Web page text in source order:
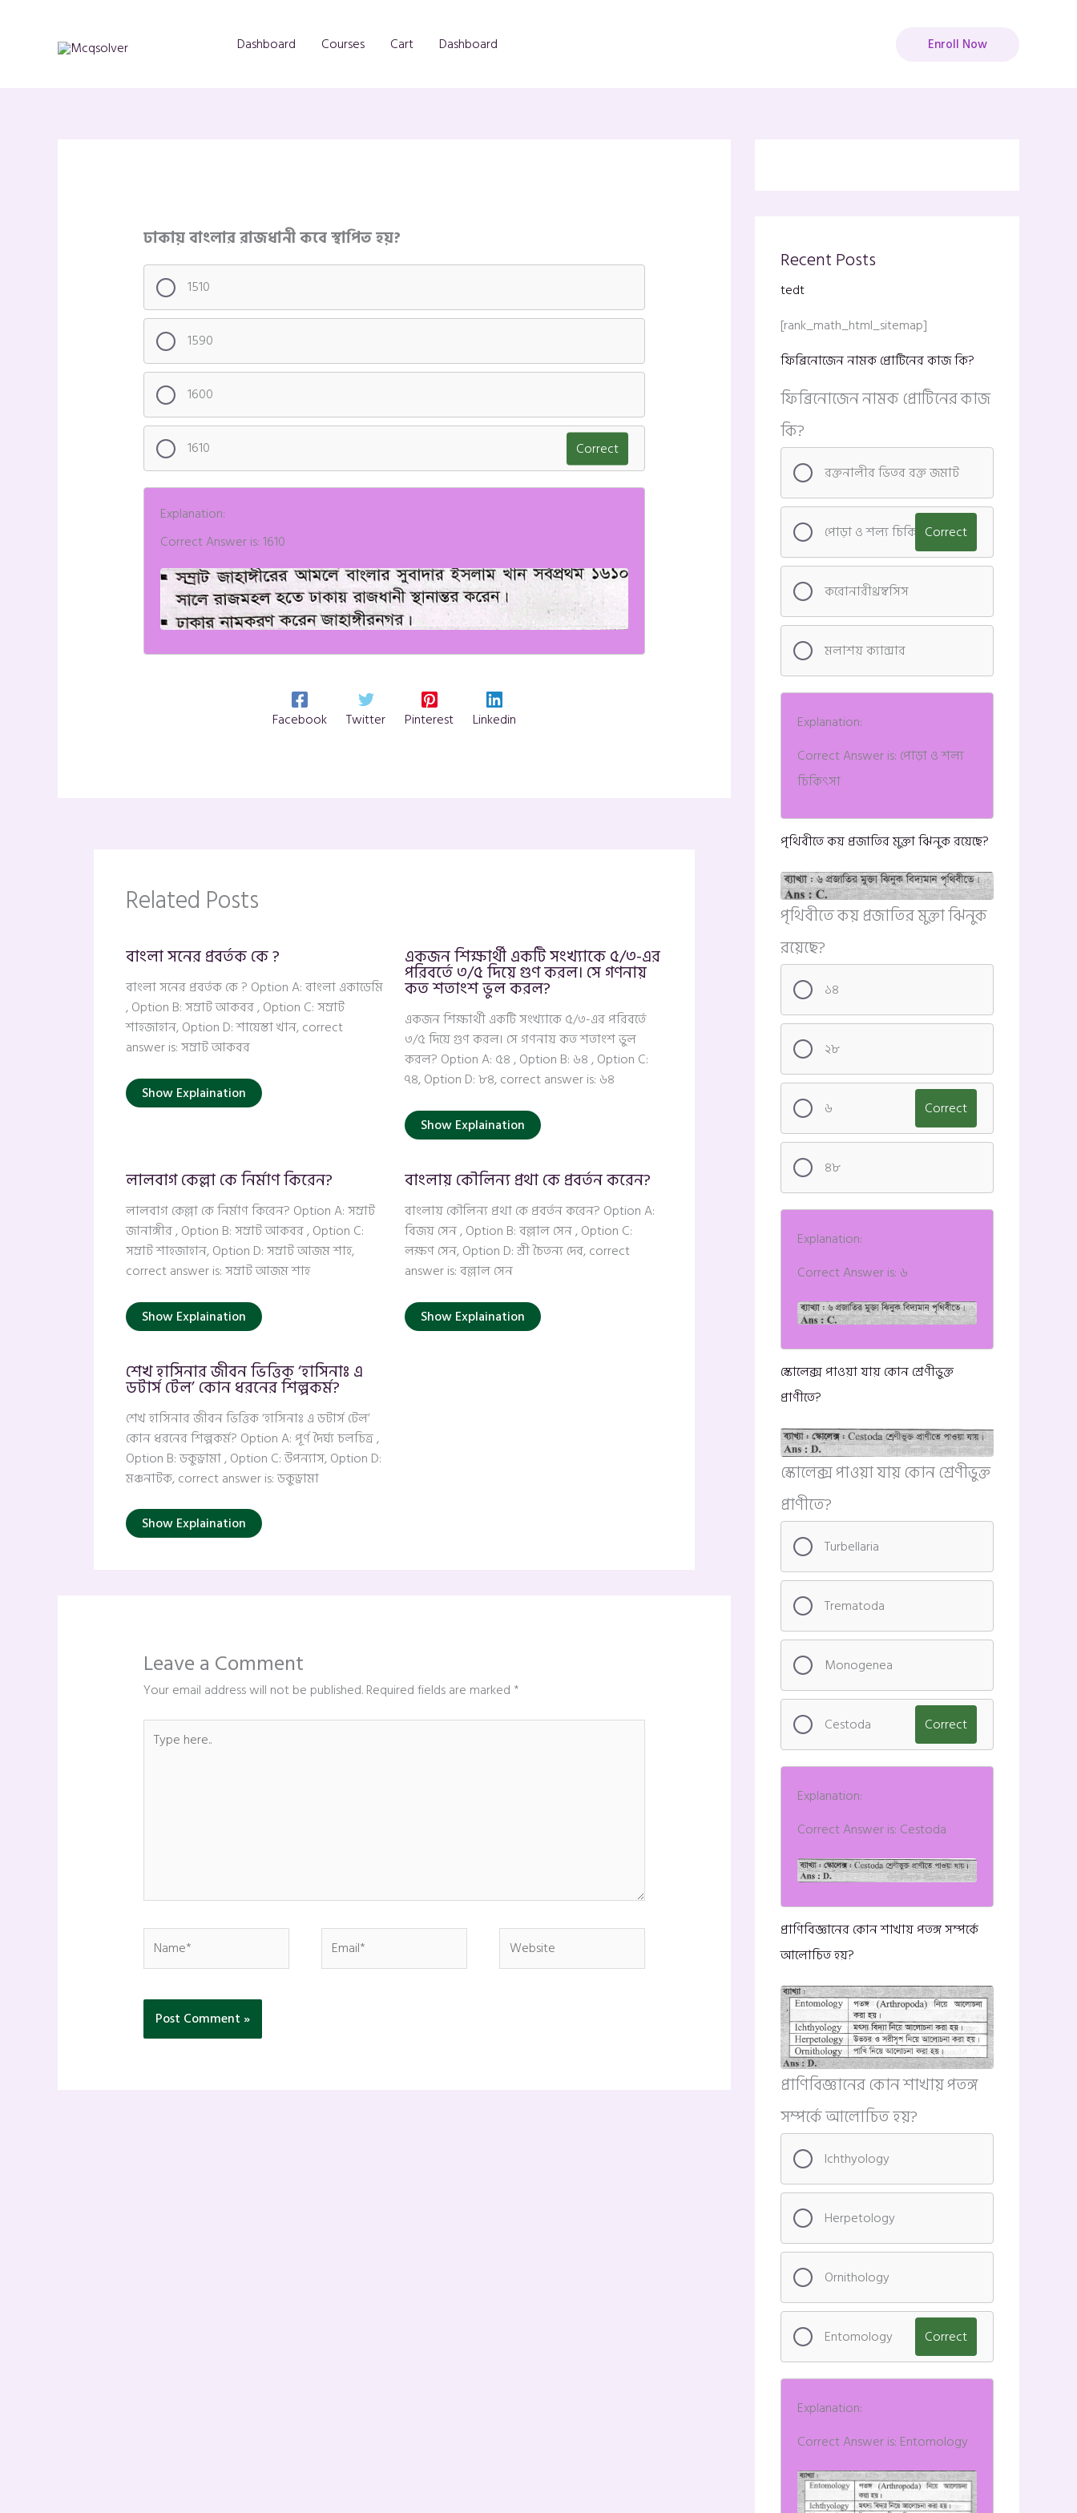
Dashboard Courses Cart Dashboard Enroll Now
ঢাকায় বাংলার রাজধানী কবে স্থাপিত হয়?
1510
1590
1600
1610 Correct
Explanation:
Correct Answer is: 1610
Facebook Twitter Pinterest Linkedin
Related Posts
বাংলা সনের প্রবর্তক কে ?
বাংলা সনের প্রবর্তক কে ? Option A: বাংলা একাডেমি
, Option B: সম্রাট আকবর , Option C: সম্রাট
শাহজাহান, Option D: শায়েস্তা খান, correct
answer is: সম্রাট আকবর
Show Explaination
একজন শিক্ষার্থী একটি সংখ্যাকে ৫/৩-এর
পরিবর্তে ৩/৫ দিয়ে গুণ করল। সে গণনায়
কত শতাংশ ভুল করল?
একজন শিক্ষার্থী একটি সংখ্যাকে ৫/৩-এর পরিবর্তে
৩/৫ দিয়ে গুণ করল। সে গণনায় কত শতাংশ ভুল
করল? Option A: ৫৪ , Option B: ৬৪ , Option C:
৭৪, Option D: ৮৪, correct answer is: ৬৪
Show Explaination
লালবাগ কেল্লা কে নির্মাণ কিরেন?
লালবাগ কেল্লা কে নির্মাণ কিরেন? Option A: সম্রাট
জানাঙ্গীর , Option B: সম্রাট আকবর , Option C:
সম্রাট শাহজাহান, Option D: সম্রাট আজম শাহ,
correct answer is: সম্রাট আজম শাহ
Show Explaination
বাংলায় কৌলিন্য প্রথা কে প্রবর্তন করেন?
বাংলায় কৌলিন্য প্রথা কে প্রবর্তন করেন? Option A:
বিজয় সেন , Option B: বল্লাল সেন , Option C:
লক্ষণ সেন, Option D: শ্রী চৈতন্য দেব, correct
answer is: বল্লাল সেন
Show Explaination
শেখ হাসিনার জীবন ভিত্তিক ‘হাসিনাঃ এ
ডটার্স টেল’ কোন ধরনের শিল্পকর্ম?
শেখ হাসিনার জীবন ভিত্তিক ‘হাসিনাঃ এ ডটার্স টেল’
কোন ধরনের শিল্পকর্ম? Option A: পূর্ণ দৈর্ঘ্য চলচিত্র ,
Option B: ডকুড্রামা , Option C: উপন্যাস, Option D:
মঞ্চনাটক, correct answer is: ডকুড্রামা
Show Explaination
Leave a Comment
Your email address will not be published. Required fields are marked *
here..
Recent Posts
tedt
[rank_math_html_sitemap]
ফিব্রিনোজেন নামক প্রোটিনের কাজ কি?
ফিব্রিনোজেন নামক প্রোটিনের কাজ
কি?
রক্তনালীর ভিতর রক্ত জমাট
পোড়া ও শল্য চিকিৎসাCorrect
করোনারীথ্রম্বসিস
মলাশয় ক্যান্সার
Explanation:
Correct Answer is: পোড়া ও শল্য
চিকিৎসা
পৃথিবীতে কয় প্রজাতির মুক্তা ঝিনুক রয়েছে?
পৃথিবীতে কয় প্রজাতির মুক্তা ঝিনুক
রয়েছে?
১৪
২৮
৬ Correct
৪৮
Explanation:
Correct Answer is: ৬
স্কোলেক্স পাওয়া যায় কোন শ্রেণীভুক্ত
প্রাণীতে?
স্কোলেক্স পাওয়া যায় কোন শ্রেণীভুক্ত
প্রাণীতে?
Turbellaria
Trematoda
Monogenea
Cestoda Correct
Explanation:
Correct Answer is: Cestoda
প্রাণিবিজ্ঞানের কোন শাখায় পতঙ্গ সম্পর্কে
আলোচিত হয়?
প্রাণিবিজ্ঞানের কোন শাখায় পতঙ্গ
সম্পর্কে আলোচিত হয়?
Ichthyology
Herpetology
Ornithology
Entomology Correct
Explanation:
Correct Answer is: Entomology